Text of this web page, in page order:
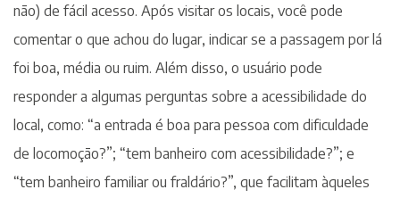
não) de fácil acesso. Após visitar os locais, você pode
comentar o que achou do lugar, indicar se a passagem por lá
foi boa, média ou ruim. Além disso, o usuário pode
responder a algumas perguntas sobre a acessibilidade do
local, como: “a entrada é boa para pessoa com dificuldade
de locomoção?”; “tem banheiro com acessibilidade?”; e
“tem banheiro familiar ou fraldário?”, que facilitam àqueles